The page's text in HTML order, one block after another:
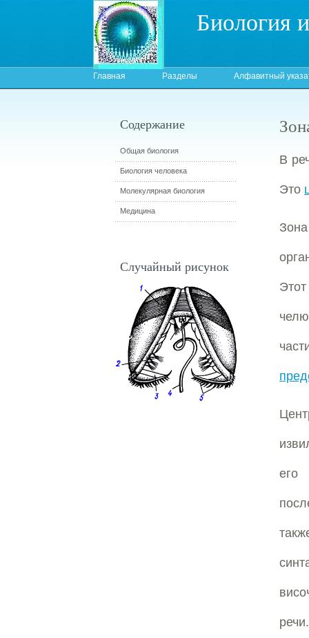
Биология
Главная Разделы Алфавитный
В
Это
его
Содержание
Общая биология
Биология человека
Молекулярная биология
Медицина
Случайный рисунок